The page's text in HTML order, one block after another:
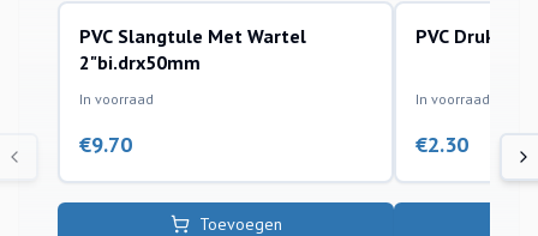
pvc materialen toebehoren
PVC Slangtule Met Wartel
2"bi.drx50mm
In voorraad
€9.70
Toevoegen
pvc materialen
PVC
In voorraad
€2.30